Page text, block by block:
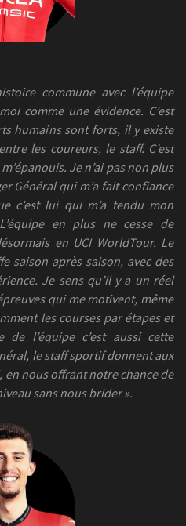
commune avec l’équipe
comme une évidence. C’est
humains sont forts, il y existe
les coureurs, le staff. C’est
Je n’ai pas non plus
Général qui m’a fait confiance
c’est lui qui m’a tendu mon
en plus ne cesse de
en UCI WorldTour. Le
saison après saison, avec des
Je sens qu’il y a un réel
qui me motivent, même
les courses par étapes et
l’équipe c’est aussi cette
le staff sportif donnent aux
nous offrant notre chance de
sans nous brider ».